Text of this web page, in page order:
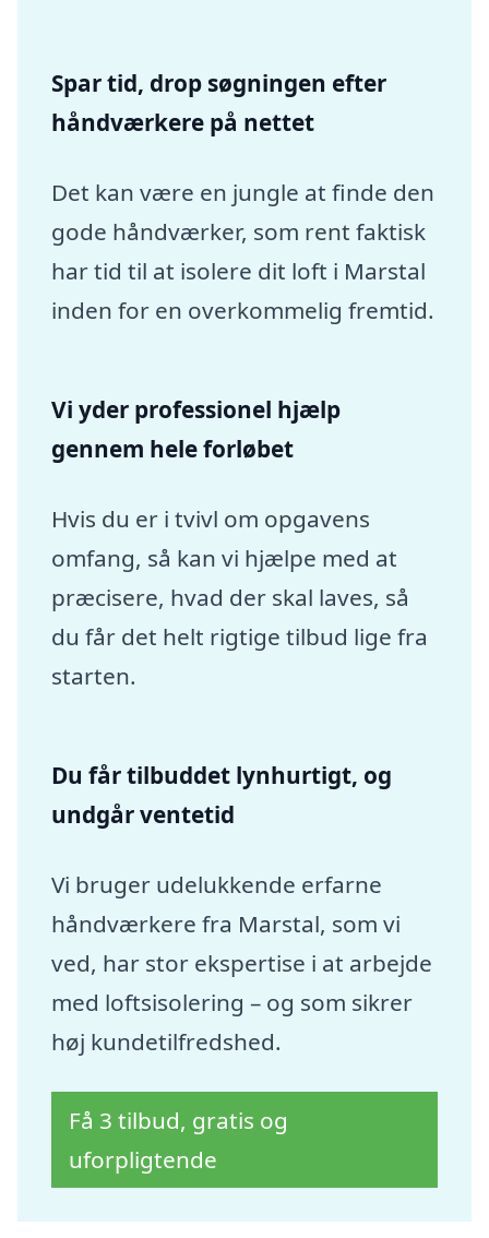
Spar tid, drop søgningen efter
håndværkere på nettet
Det kan være en jungle at finde den
gode håndværker, som rent faktisk
har tid til at isolere dit loft i Marstal
inden for en overkommelig fremtid.
Vi yder professionel hjælp
gennem hele forløbet
Hvis du er i tvivl om opgavens
omfang, så kan vi hjælpe med at
præcisere, hvad der skal laves, så
du får det helt rigtige tilbud lige fra
starten.
Du får tilbuddet lynhurtigt, og
undgår ventetid
Vi bruger udelukkende erfarne
håndværkere fra Marstal, som vi
ved, har stor ekspertise i at arbejde
med loftsisolering – og som sikrer
høj kundetilfredshed.
Få 3 tilbud, gratis og
uforpligtende